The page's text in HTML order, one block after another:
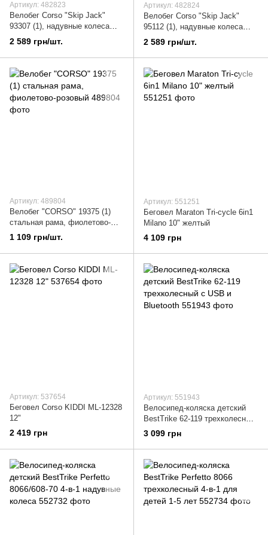
Артикул: 482823
Велобег Corso "Skip Jack"
93307 (1), надувные колеса
12", сине-белый
2 589 грн/шт.
Артикул: 482824
Велобег Corso "Skip Jack"
95112 (1), надувные колеса
12", черно-зеленый
2 589 грн/шт.
Артикул: 489804
Велобег "CORSO" 19375 (1)
стальная рама, фиолетово-
розовый
1 109 грн/шт.
Артикул: 551251
Беговел Maraton Tri-cycle 6in1
Milano 10" желтый
4 109 грн
Артикул: 537654
Беговел Corso KIDDI ML-12328
12"
2 419 грн
Артикул: 551943
Велосипед-коляска детский
BestTrike 62-119 трехколесный
с USB и Bluetooth
3 099 грн